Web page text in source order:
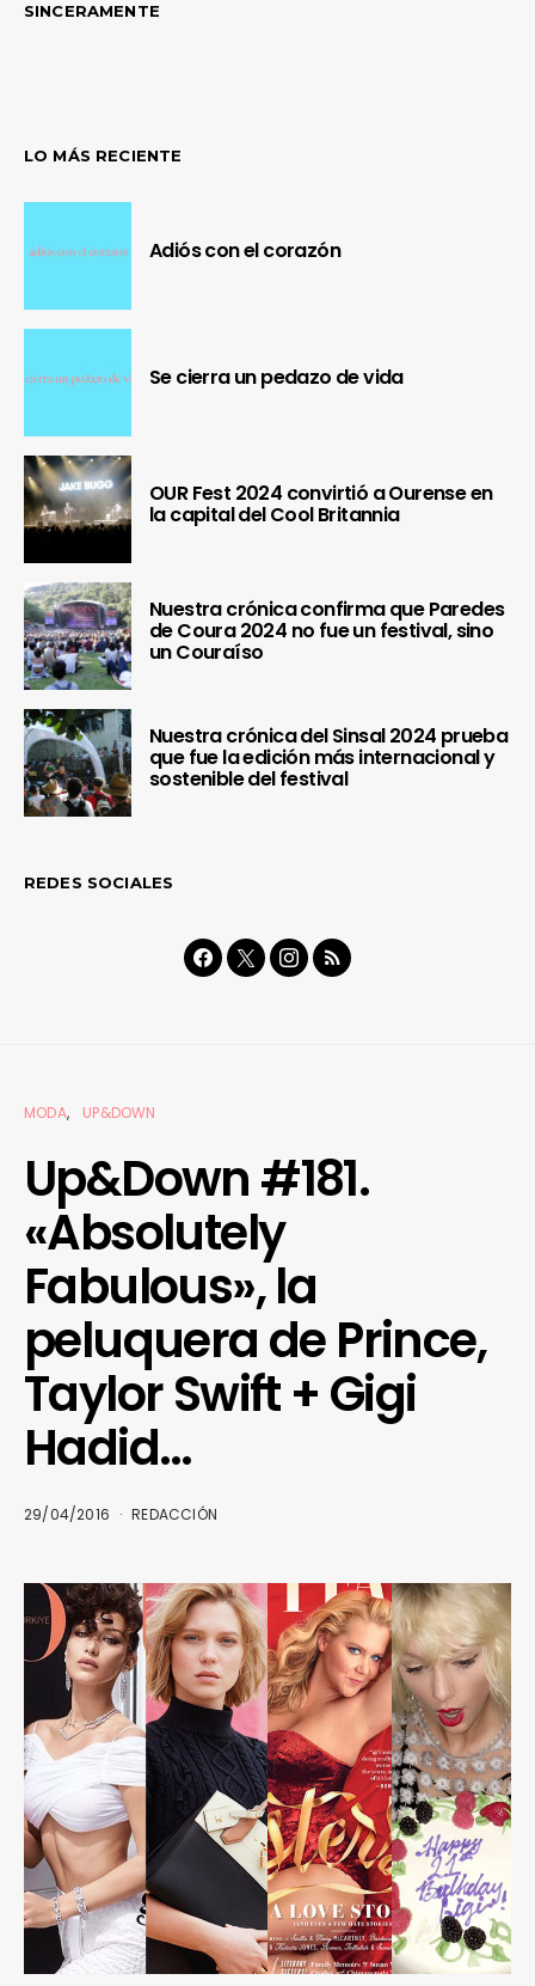
SINCERAMENTE
LO MÁS RECIENTE
Adiós con el corazón
Se cierra un pedazo de vida
OUR Fest 2024 convirtió a Ourense en
la capital del Cool Britannia
Nuestra crónica confirma que Paredes
de Coura 2024 no fue un festival, sino
un Couraíso
Nuestra crónica del Sinsal 2024 prueba
que fue la edición más internacional y
sostenible del festival
REDES SOCIALES
MODA UP&DOWN
Up&Down #181.
«Absolutely
Fabulous», la
peluquera de Prince,
Taylor Swift + Gigi
Hadid…
29/04/2016 REDACCIÓN